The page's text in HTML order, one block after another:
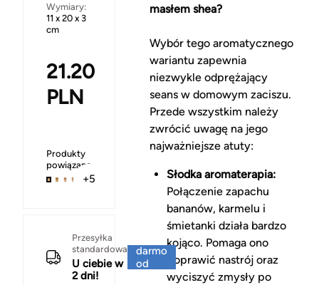
Wymiary:
11 x 20 x 3
cm
21.20
PLN
Produkty
powiązane
+5
Przesyłka
standardowa
U ciebie w
2 dni!
darmo
od
masłem shea?
Wybór tego aromatycznego
wariantu zapewnia
niezwykle odprężający
seans w domowym zaciszu.
Przede wszystkim należy
zwrócić uwagę na jego
najważniejsze atuty:
Słodka aromaterapia:
Połączenie zapachu
bananów, karmelu i
śmietanki działa bardzo
kojąco. Pomaga ono
poprawić nastrój oraz
wyciszyć zmysły po